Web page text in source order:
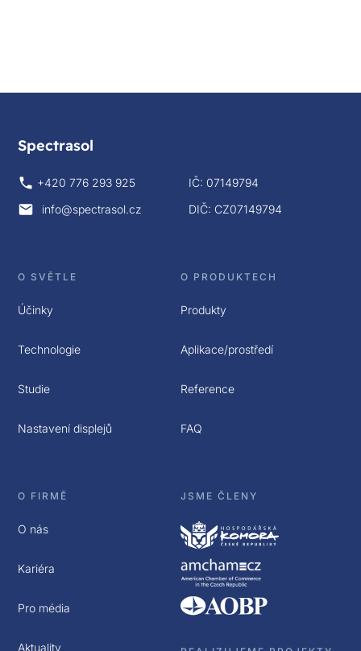
Spectrasol
+420 776 293 925
info@spectrasol.cz
IČ: 07149794
DIČ: CZ07149794
O SVĚTLE
Účinky
Technologie
Studie
Nastavení displejů
O PRODUKTECH
Produkty
Aplikace/prostředí
Reference
FAQ
O FIRMĚ
O nás
Kariéra
Pro média
Aktuality
JSME ČLENY